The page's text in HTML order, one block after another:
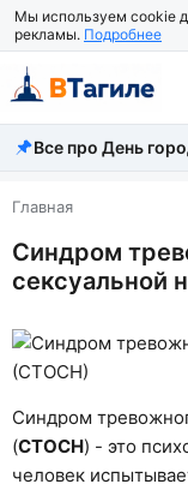
Мы используем cookie
рекламы. Подробнее
Все новости
Происшествия
Город
Власть
Жизнь
Общество
Все про День
Главная
Синдром
сексуальной
Синдром
(СТОСН) - это
человек